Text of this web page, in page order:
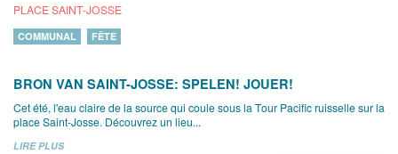
PLACE SAINT-JOSSE
COMMUNAL FÊTE
BRON VAN SAINT-JOSSE: SPELEN! JOUER!
Cet été, l'eau claire de la source qui coule sous la Tour Pacific ruisselle sur la
place Saint-Josse. Découvrez un lieu...
LIRE PLUS